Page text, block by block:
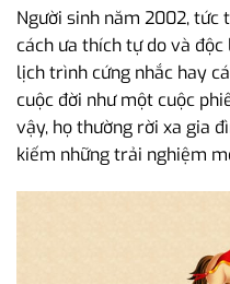
Người sinh năm 2002, tức
cách ưa thích tự do và
lịch trình cứng nhắc hay
cuộc đời như một cuộc
vậy, họ thường rời xa gia
kiếm những trải nghiệm